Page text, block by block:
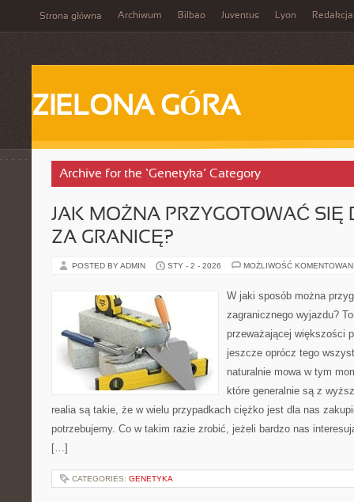
Strona główna Archiwum Bilbao Juventus Lyon Redakcja
ZIELONA GÓRA
Archive for the ‘Genetyka’ Category
JAK MOŻNA PRZYGOTOWAĆ SIĘ
ZA GRANICĘ?
POSTED BY ADMIN STY - 2 - 2026 MOŻLIWOŚĆ
W jaki sposób można
zagranicznego wyjazdu?
przeważającej większości
jeszcze oprócz tego
naturalnie mowa w tym
które generalnie są z
realia są takie, że w wielu przypadkach ciężko jest dla nas
potrzebujemy. Co w takim razie zrobić, jeżeli bardzo nas
[…]
CATEGORIES: GENETYKA